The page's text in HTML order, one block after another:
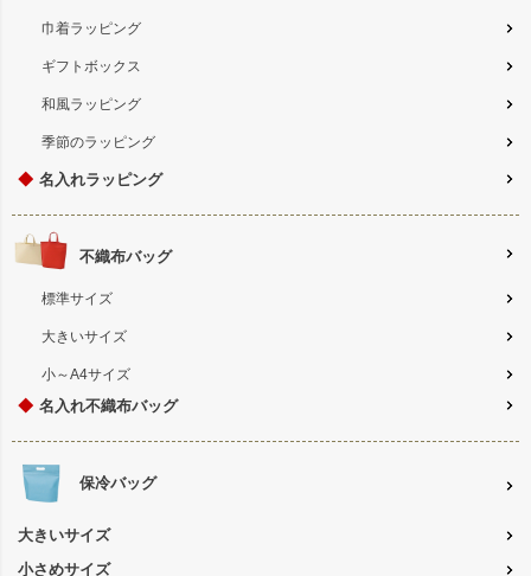
巾着ラッピング
ギフトボックス
和風ラッピング
季節のラッピング
◆ 名入れラッピング
不織布バッグ
標準サイズ
大きいサイズ
小～A4サイズ
◆ 名入れ不織布バッグ
保冷バッグ
大きいサイズ
小さめサイズ